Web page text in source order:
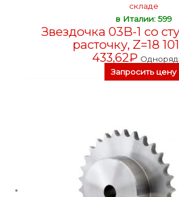
складе
в Италии: 599
Звездочка 03B-1 со
расточку, Z=18
433,62₽
Запросить цену